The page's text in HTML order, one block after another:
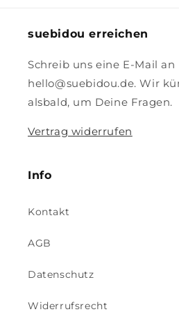
suebidou erreichen
Schreib uns eine E-Mail an
hello@suebidou.de. Wir
alsbald, um Deine Fragen.
Vertrag widerrufen
Info
Kontakt
AGB
Datenschutz
Widerrufsrecht